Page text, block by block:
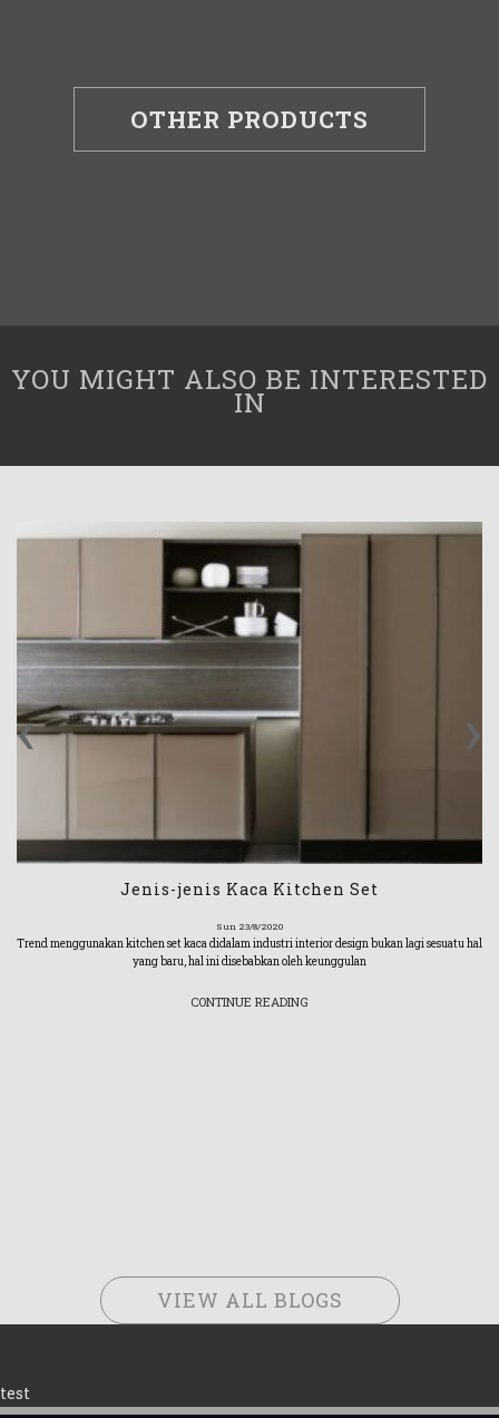
OTHER PRODUCTS
YOU MIGHT ALSO BE INTERESTED
IN
Jenis-jenis Kaca Kitchen Set
Sun 23/8/2020
Trend menggunakan kitchen set kaca didalam industri interior design bukan lagi sesuatu hal
yang baru, hal ini disebabkan oleh keunggulan
CONTINUE READING
‹ ›
VIEW ALL BLOGS
test